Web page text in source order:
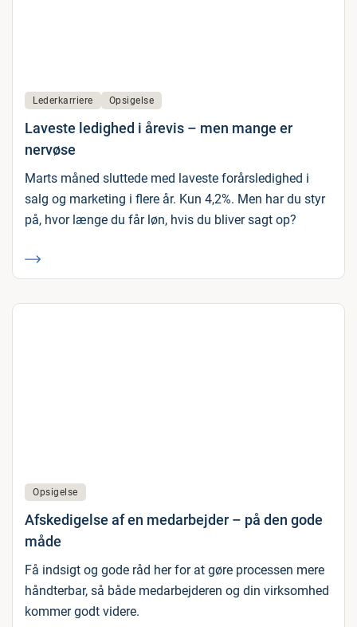
Lederkarriere Opsigelse
Laveste ledighed i årevis – men mange er
nervøse
Marts måned sluttede med laveste forårsledighed i
salg og marketing i flere år. Kun 4,2%. Men har du styr
på, hvor længe du får løn, hvis du bliver sagt op?
Opsigelse
Afskedigelse af en medarbejder – på den gode
måde
Få indsigt og gode råd her for at gøre processen mere
håndterbar, så både medarbejderen og din virksomhed
kommer godt videre.